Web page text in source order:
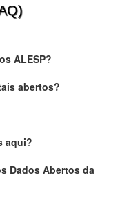
ALESP?
abertos?
aqui?
Dados Abertos da